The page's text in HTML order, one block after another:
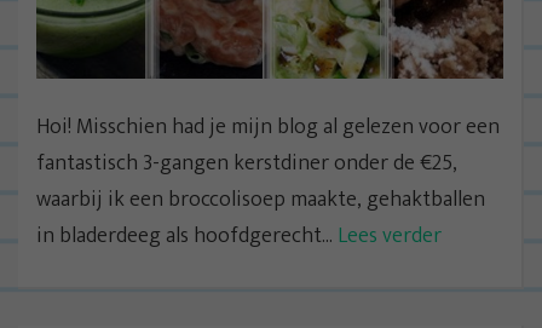
Hoi! Misschien had je mijn blog al gelezen voor een
fantastisch 3-gangen kerstdiner onder de €25,
waarbij ik een broccolisoep maakte, gehaktballen
in bladerdeeg als hoofdgerecht... Lees verder